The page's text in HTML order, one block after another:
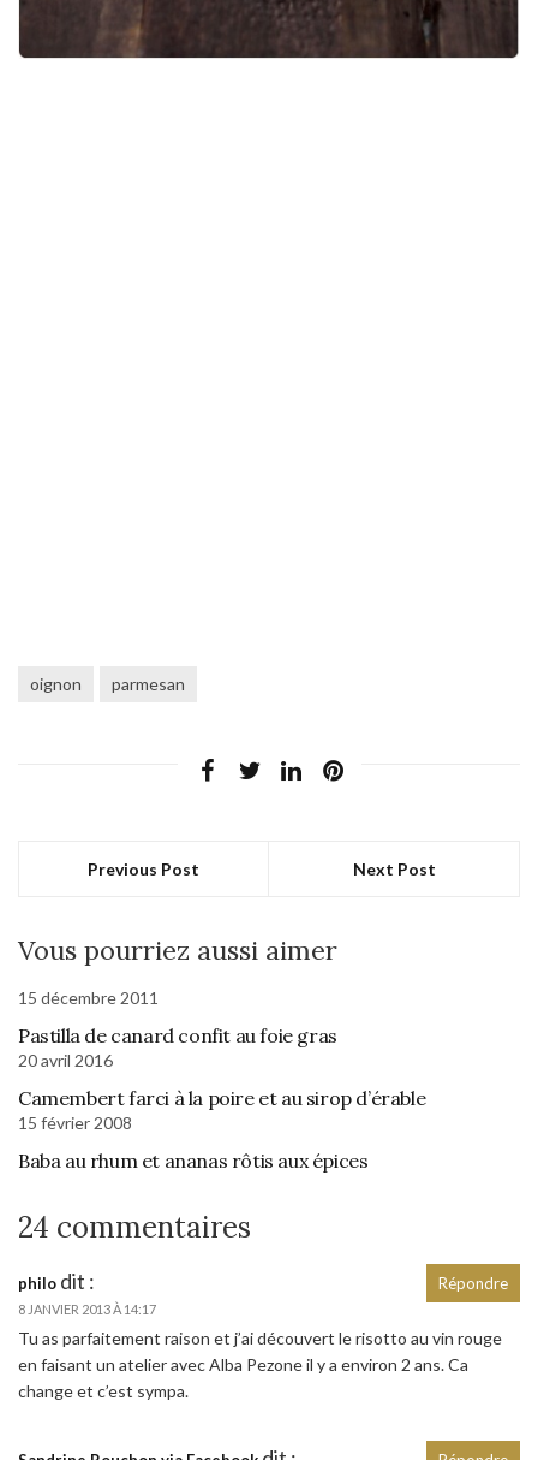
oignon parmesan
Previous Post Next Post
Vous pourriez aussi aimer
15 décembre 2011
Pastilla de canard confit au foie gras
20 avril 2016
Camembert farci à la poire et au sirop d’érable
15 février 2008
Baba au rhum et ananas rôtis aux épices
24 commentaires
philo dit :
8 JANVIER 2013 À 14:17
Tu as parfaitement raison et j’ai découvert le risotto au vin rouge
en faisant un atelier avec Alba Pezone il y a environ 2 ans. Ca
change et c’est sympa.
Répondre